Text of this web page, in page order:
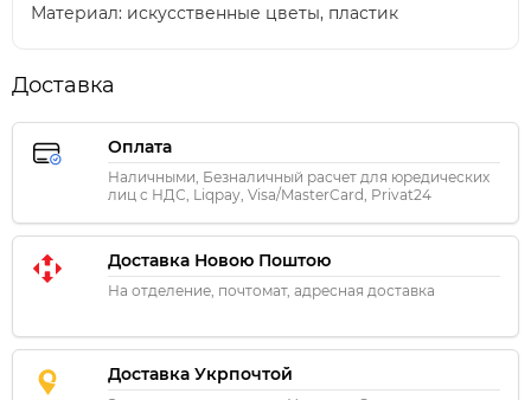
Материал: искусственные цветы, пластик
Доставка
Оплата
Наличными, Безналичный расчет для юредических
лиц с НДС, Liqpay, Visa/MasterCard, Privat24
Доставка Новою Поштою
На отделение, почтомат, адресная доставка
Доставка Укрпочтой